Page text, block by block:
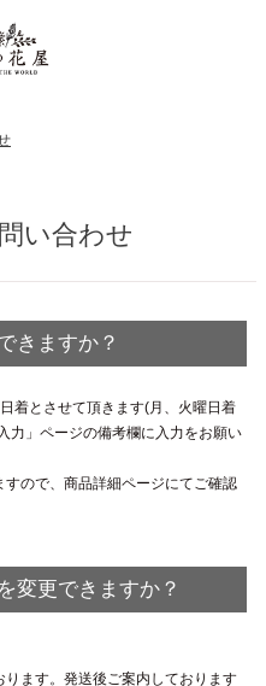
い合わせ
きますか？
着とさせて頂きます(月、火曜日着
力」ページの備考欄に入力をお願い
すので、商品詳細ページにてご確認
変更できますか？
ます。発送後ご案内しております